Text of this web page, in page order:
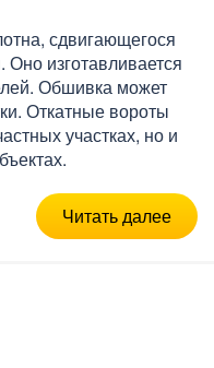
сдвигающегося
изготавливается
Обшивка может
Откатные вороты
участках, но и
Читать далее